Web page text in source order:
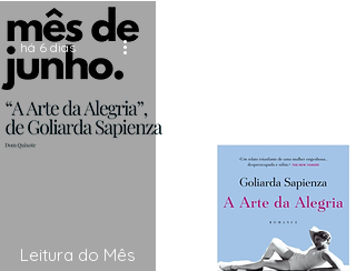
Leitura do Mês
há 6 dias